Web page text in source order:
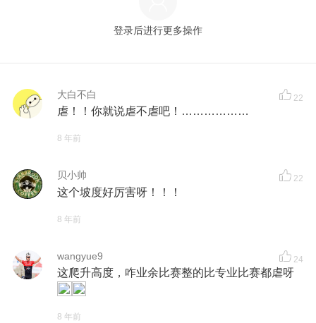
登录后进行更多操作
大白不白 22
虐！！你就说虐不虐吧！………………
8 年前
贝小帅 22
这个坡度好厉害呀！！！
8 年前
wangyue9 24
这爬升高度，咋业余比赛整的比专业比赛都虐呀
8 年前